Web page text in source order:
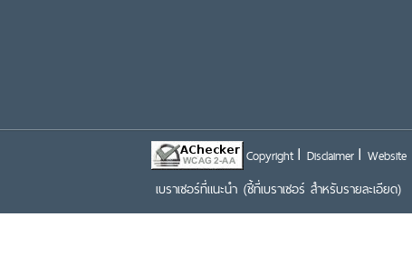
Copyright Disclaimer Website
เบราเซอร์ที่แนะนำ (ชี้ที่เบราเซอร์ สำหรับรายละเอียด)